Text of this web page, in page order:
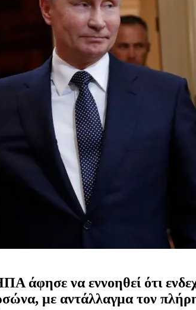
να εννοηθεί ότι
με αντάλλαγμα τον